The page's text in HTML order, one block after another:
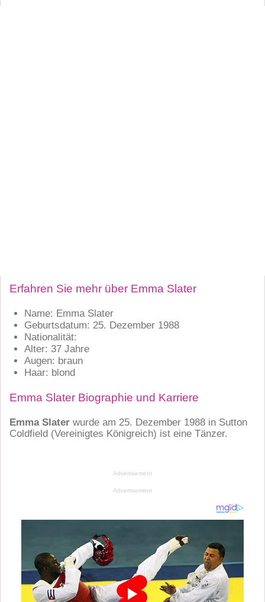
Erfahren Sie mehr über Emma Slater
Name: Emma Slater
Geburtsdatum: 25. Dezember 1988
Nationalität:
Alter: 37 Jahre
Augen: braun
Haar: blond
Emma Slater Biographie und Karriere
Emma Slater wurde am 25. Dezember 1988 in Sutton
Coldfield (Vereinigtes Königreich) ist eine Tänzer.
Advertisement
Advertisement